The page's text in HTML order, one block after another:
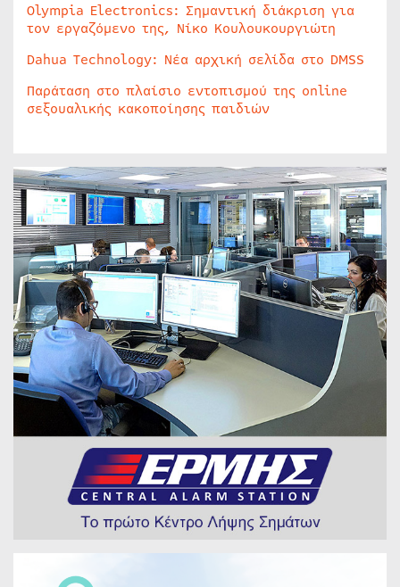
Olympia Electronics: Σημαντική διάκριση για
τον εργαζόμενο της, Νίκο Κουλουκουργιώτη
Dahua Technology: Νέα αρχική σελίδα στο DMSS
Παράταση στο πλαίσιο εντοπισμού της online
σεξουαλικής κακοποίησης παιδιών